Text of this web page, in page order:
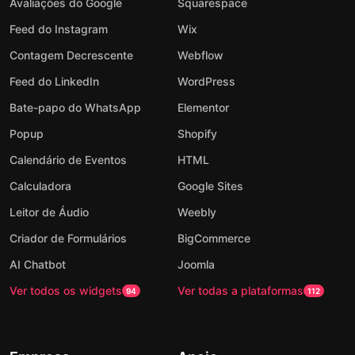
Avaliações do Google
Feed do Instagram
Contagem Decrescente
Feed do LinkedIn
Bate-papo do WhatsApp
Popup
Calendário de Eventos
Calculadora
Leitor de Áudio
Criador de Formulários
AI Chatbot
Ver todos os widgets 94
Squarespace
Wix
Webflow
WordPress
Elementor
Shopify
HTML
Google Sites
Weebly
BigCommerce
Joomla
Ver todas a plataformas 112